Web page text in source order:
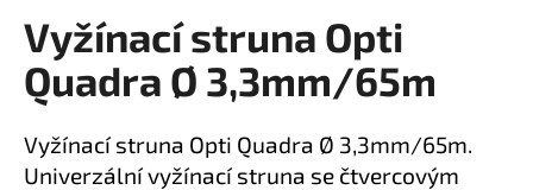
produktu
je
0,0
z
hvězdiček.
Vyžínací struna Opti
Quadra Ø 3,3mm/65m
Vyžínací struna Opti Quadra Ø 3,3mm/65m.
Univerzální vyžínací struna se čtvercovým
a
j
í
?